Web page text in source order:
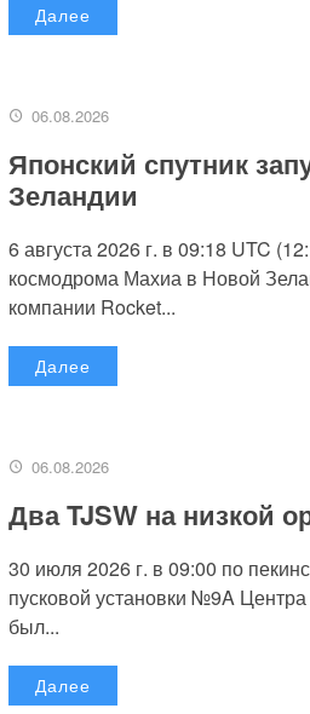
Далее
06.08.2026
Японский спутник
Зеландии
6 августа 2026 г. в 09:18 UTC
космодрома Махиа в Новой
компании Rocket...
Далее
06.08.2026
Два TJSW на низкой
30 июля 2026 г. в 09:00 по
пусковой установки №9A
был...
Далее